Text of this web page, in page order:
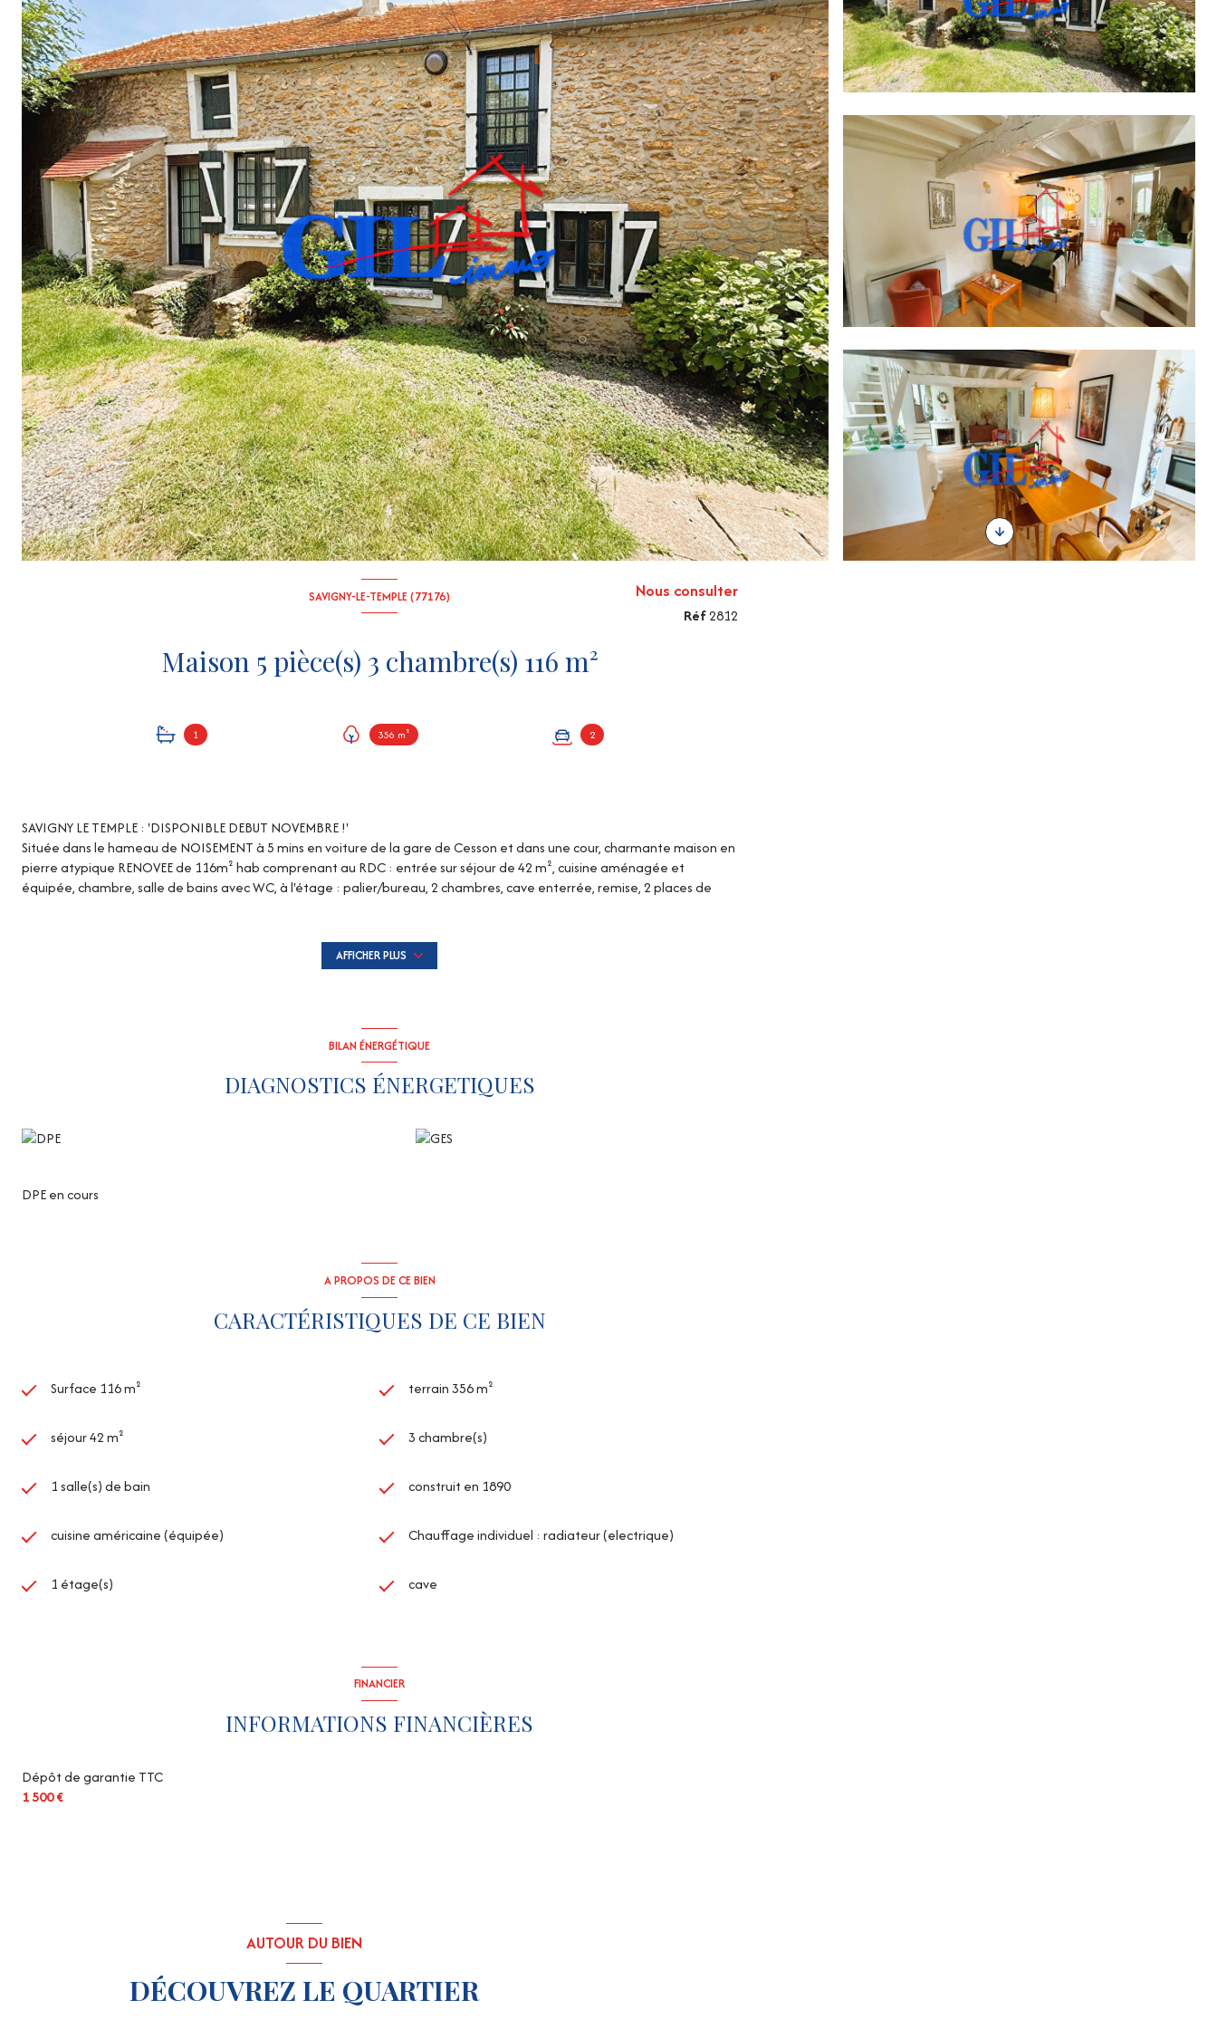
SAVIGNY-LE-TEMPLE (77176)
Maison 5 pièce(s) 3 chambre(s) 116 m²
1 356 m² 2
Nous consulter
Réf2812
SAVIGNY LE TEMPLE : 'DISPONIBLE DEBUT NOVEMBRE !'
Située dans le hameau de NOISEMENT à 5 mins en voiture de la gare de Cesson et dans une cour, charmante maison en
pierre atypique RENOVEE de 116m² hab comprenant au RDC : entrée sur séjour de 42 m², cuisine aménagée et
équipée, chambre, salle de bains avec WC, à l'étage : palier/bureau, 2 chambres, cave enterrée, remise, 2 places de
AFFICHER PLUS
BILAN ÉNERGÉTIQUE
DIAGNOSTICS ÉNERGETIQUES
DPE en cours
A PROPOS DE CE BIEN
CARACTÉRISTIQUES DE CE BIEN
Surface 116 m² terrain 356 m²
séjour 42 m² 3 chambre(s)
1 salle(s) de bain construit en 1890
cuisine américaine (équipée) Chauffage individuel : radiateur (electrique)
1 étage(s) cave
FINANCIER
INFORMATIONS FINANCIÈRES
Dépôt de garantie TTC
1 500 €
AUTOUR DU BIEN
DÉCOUVREZ LE QUARTIER